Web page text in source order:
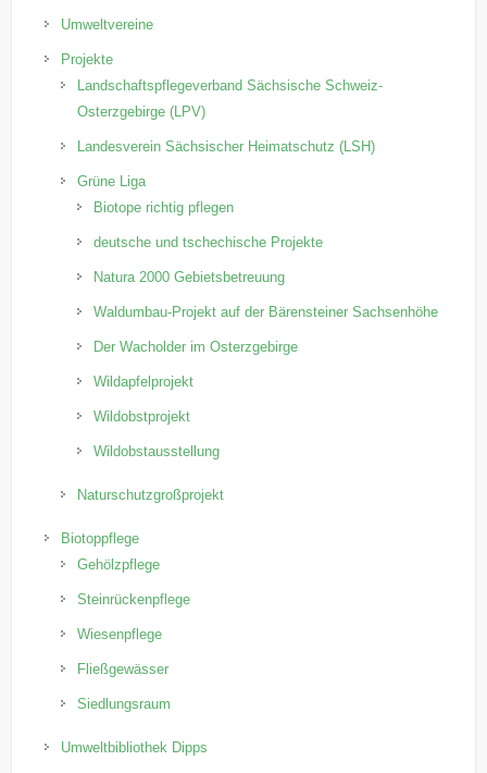
Umweltvereine
Projekte
Landschaftspflegeverband Sächsische Schweiz-
Osterzgebirge (LPV)
Landesverein Sächsischer Heimatschutz (LSH)
Grüne Liga
Biotope richtig pflegen
deutsche und tschechische Projekte
Natura 2000 Gebietsbetreuung
Waldumbau-Projekt auf der Bärensteiner Sachsenhöhe
Der Wacholder im Osterzgebirge
Wildapfelprojekt
Wildobstprojekt
Wildobstausstellung
Naturschutzgroßprojekt
Biotoppflege
Gehölzpflege
Steinrückenpflege
Wiesenpflege
Fließgewässer
Siedlungsraum
Umweltbibliothek Dipps